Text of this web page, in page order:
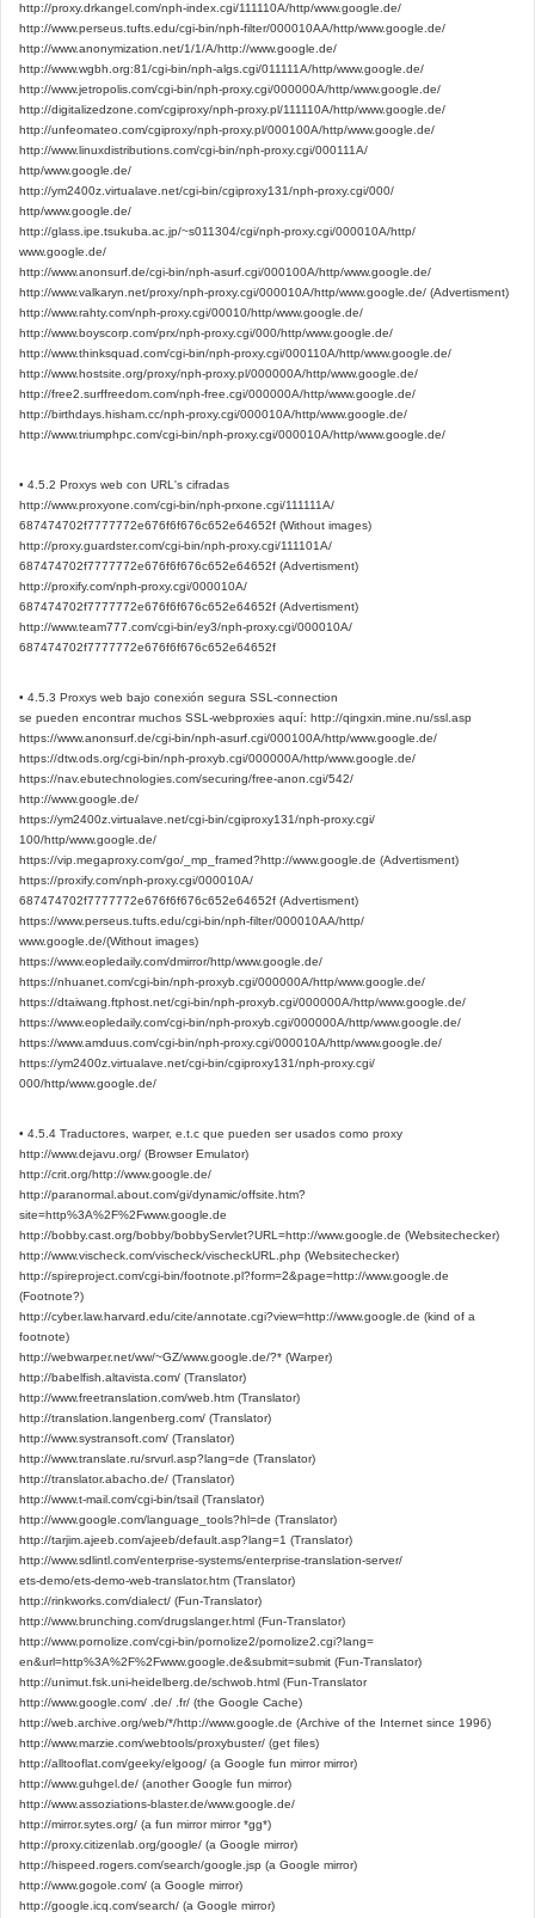
http://proxy.drkangel.com/nph-index.cgi/111110A/http/www.google.de/
http://www.perseus.tufts.edu/cgi-bin/nph-filter/000010AA/http/www.google.de/
http://www.anonymization.net/1/1/A/http://www.google.de/
http://www.wgbh.org:81/cgi-bin/nph-algs.cgi/011111A/http/www.google.de/
http://www.jetropolis.com/cgi-bin/nph-proxy.cgi/000000A/http/www.google.de/
http://digitalizedzone.com/cgiproxy/nph-proxy.pl/111110A/http/www.google.de/
http://unfeomateo.com/cgiproxy/nph-proxy.pl/000100A/http/www.google.de/
http://www.linuxdistributions.com/cgi-bin/nph-proxy.cgi/000111A/
http/www.google.de/
http://ym2400z.virtualave.net/cgi-bin/cgiproxy131/nph-proxy.cgi/000/
http/www.google.de/
http://glass.ipe.tsukuba.ac.jp/~s011304/cgi/nph-proxy.cgi/000010A/http/
www.google.de/
http://www.anonsurf.de/cgi-bin/nph-asurf.cgi/000100A/http/www.google.de/
http://www.valkaryn.net/proxy/nph-proxy.cgi/000010A/http/www.google.de/ (Advertisment)
http://www.rahty.com/nph-proxy.cgi/00010/http/www.google.de/
http://www.boyscorp.com/prx/nph-proxy.cgi/000/http/www.google.de/
http://www.thinksquad.com/cgi-bin/nph-proxy.cgi/000110A/http/www.google.de/
http://www.hostsite.org/proxy/nph-proxy.pl/000000A/http/www.google.de/
http://free2.surffreedom.com/nph-free.cgi/000000A/http/www.google.de/
http://birthdays.hisham.cc/nph-proxy.cgi/000010A/http/www.google.de/
http://www.triumphpc.com/cgi-bin/nph-proxy.cgi/000010A/http/www.google.de/
• 4.5.2 Proxys web con URL's cifradas
http://www.proxyone.com/cgi-bin/nph-prxone.cgi/111111A/
687474702f7777772e676f6f676c652e64652f (Without images)
http://proxy.guardster.com/cgi-bin/nph-proxy.cgi/111101A/
687474702f7777772e676f6f676c652e64652f (Advertisment)
http://proxify.com/nph-proxy.cgi/000010A/
687474702f7777772e676f6f676c652e64652f (Advertisment)
http://www.team777.com/cgi-bin/ey3/nph-proxy.cgi/000010A/
687474702f7777772e676f6f676c652e64652f
• 4.5.3 Proxys web bajo conexión segura SSL-connection
se pueden encontrar muchos SSL-webproxies aquí: http://qingxin.mine.nu/ssl.asp
https://www.anonsurf.de/cgi-bin/nph-asurf.cgi/000100A/http/www.google.de/
https://dtw.ods.org/cgi-bin/nph-proxyb.cgi/000000A/http/www.google.de/
https://nav.ebutechnologies.com/securing/free-anon.cgi/542/
http://www.google.de/
https://ym2400z.virtualave.net/cgi-bin/cgiproxy131/nph-proxy.cgi/
100/http/www.google.de/
https://vip.megaproxy.com/go/_mp_framed?http://www.google.de (Advertisment)
https://proxify.com/nph-proxy.cgi/000010A/
687474702f7777772e676f6f676c652e64652f (Advertisment)
https://www.perseus.tufts.edu/cgi-bin/nph-filter/000010AA/http/
www.google.de/(Without images)
https://www.eopledaily.com/dmirror/http/www.google.de/
https://nhuanet.com/cgi-bin/nph-proxyb.cgi/000000A/http/www.google.de/
https://dtaiwang.ftphost.net/cgi-bin/nph-proxyb.cgi/000000A/http/www.google.de/
https://www.eopledaily.com/cgi-bin/nph-proxyb.cgi/000000A/http/www.google.de/
https://www.amduus.com/cgi-bin/nph-proxy.cgi/000010A/http/www.google.de/
https://ym2400z.virtualave.net/cgi-bin/cgiproxy131/nph-proxy.cgi/
000/http/www.google.de/
• 4.5.4 Traductores, warper, e.t.c que pueden ser usados como proxy
http://www.dejavu.org/ (Browser Emulator)
http://crit.org/http://www.google.de/
http://paranormal.about.com/gi/dynamic/offsite.htm?
site=http%3A%2F%2Fwww.google.de
http://bobby.cast.org/bobby/bobbyServlet?URL=http://www.google.de (Websitechecker)
http://www.vischeck.com/vischeck/vischeckURL.php (Websitechecker)
http://spireproject.com/cgi-bin/footnote.pl?form=2&page=http://www.google.de
(Footnote?)
http://cyber.law.harvard.edu/cite/annotate.cgi?view=http://www.google.de (kind of a
footnote)
http://webwarper.net/ww/~GZ/www.google.de/?* (Warper)
http://babelfish.altavista.com/ (Translator)
http://www.freetranslation.com/web.htm (Translator)
http://translation.langenberg.com/ (Translator)
http://www.systransoft.com/ (Translator)
http://www.translate.ru/srvurl.asp?lang=de (Translator)
http://translator.abacho.de/ (Translator)
http://www.t-mail.com/cgi-bin/tsail (Translator)
http://www.google.com/language_tools?hl=de (Translator)
http://tarjim.ajeeb.com/ajeeb/default.asp?lang=1 (Translator)
http://www.sdlintl.com/enterprise-systems/enterprise-translation-server/
ets-demo/ets-demo-web-translator.htm (Translator)
http://rinkworks.com/dialect/ (Fun-Translator)
http://www.brunching.com/drugslanger.html (Fun-Translator)
http://www.pornolize.com/cgi-bin/pornolize2/pornolize2.cgi?lang=
en&url=http%3A%2F%2Fwww.google.de&submit=submit (Fun-Translator)
http://unimut.fsk.uni-heidelberg.de/schwob.html (Fun-Translator
http://www.google.com/ .de/ .fr/ (the Google Cache)
http://web.archive.org/web/*/http://www.google.de (Archive of the Internet since 1996)
http://www.marzie.com/webtools/proxybuster/ (get files)
http://alltooflat.com/geeky/elgoog/ (a Google fun mirror mirror)
http://www.guhgel.de/ (another Google fun mirror)
http://www.assoziations-blaster.de/www.google.de/
http://mirror.sytes.org/ (a fun mirror mirror *gg*)
http://proxy.citizenlab.org/google/ (a Google mirror)
http://hispeed.rogers.com/search/google.jsp (a Google mirror)
http://www.gogole.com/ (a Google mirror)
http://google.icq.com/search/ (a Google mirror)